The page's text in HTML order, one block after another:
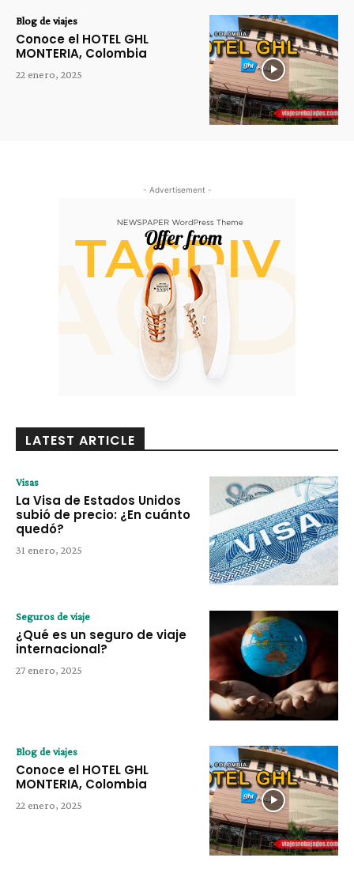
Blog de viajes
Conoce el HOTEL GHL
MONTERIA, Colombia
22 enero, 2025
- Advertisement -
LATEST ARTICLE
Visas
La Visa de Estados Unidos
subió de precio: ¿En cuánto
quedó?
31 enero, 2025
Seguros de viaje
¿Qué es un seguro de viaje
internacional?
27 enero, 2025
Blog de viajes
Conoce el HOTEL GHL
MONTERIA, Colombia
22 enero, 2025